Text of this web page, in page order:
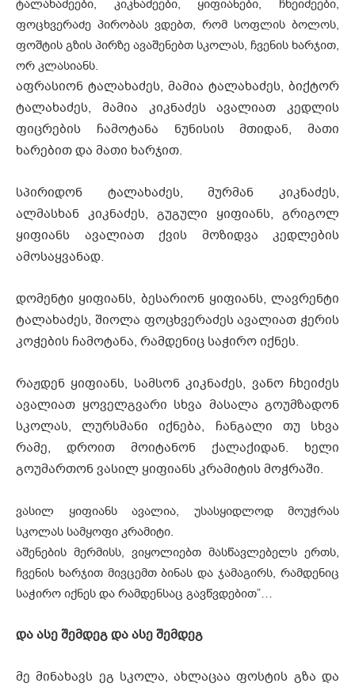
ტალახაძეები, კიკნაძეები, ყიფიანები, ჩხეიძეები,
ფოცხვერაძე პირობას ვდებთ, რომ სოფლის ბოლოს,
ფოშტის გზის პირზე ავაშენებთ სკოლას, ჩვენის ხარჯით,
ორ კლასიანს.
აფრასიონ ტალახაძეს, მამია ტალახაძეს, ბიქტორ
ტალახაძეს, მამია კიკნაძეს ავალიათ კედლის
ფიცრების ჩამოტანა ნუნისის მთიდან, მათი
ხარებით და მათი ხარჯით.
სპირიდონ ტალახაძეს, მურმან კიკნაძეს,
ალმასხან კიკნაძეს, გუგული ყიფიანს, გრიგოლ
ყიფიანს ავალიათ ქვის მოზიდვა კედლების
ამოსაყვანად.
დომენტი ყიფიანს, ბესარიონ ყიფიანს, ლავრენტი
ტალახაძეს, შიოლა ფოცხვერაძეს ავალიათ ჭერის
კოჭების ჩამოტანა, რამდენიც საჭირო იქნეს.
რაჟდენ ყიფიანს, სამსონ კიკნაძეს, ვანო ჩხეიძეს
ავალიათ ყოველგვარი სხვა მასალა გოუმზადონ
სკოლას, ლურსმანი იქნება, ჩანგალი თუ სხვა
რამე, დროით მოიტანონ ქალაქიდან. ხელი
გოუმართონ ვასილ ყიფიანს კრამიტის მოჭრაში.
ვასილ ყიფიანს ავალია, უსასყიდლოდ მოუჭრას
სკოლას სამყოფი კრამიტი.
აშენების მერმისს, ვიყოლიებთ მასწავლებელს ერთს,
ჩვენის ხარჯით მივცემთ ბინას და ჯამაგირს, რამდენიც
საჭირო იქნეს და რამდენსაც გავწვდებით”…
და ასე შემდეგ და ასე შემდეგ
მე მინახავს ეგ სკოლა, ახლაცაა ფოსტის გზა და